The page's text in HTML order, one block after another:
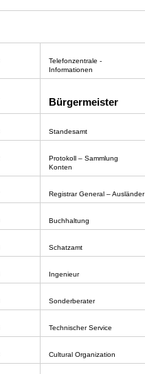
Telefonzentrale -
Informationen
Bürgermeister
Standesamt
Protokoll – Sammlung
Konten
Registrar General – Ausländer
Buchhaltung
Schatzamt
Ingenieur
Sonderberater
Technischer Service
Cultural Organization